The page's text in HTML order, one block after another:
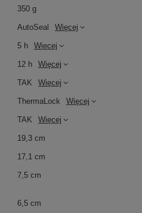
350 g
AutoSeal Więcej
5 h Więcej
12 h Więcej
TAK Więcej
ThermaLock Więcej
TAK Więcej
19,3 cm
17,1 cm
7,5 cm
6,5 cm